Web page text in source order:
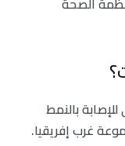
بالنمط
غرب إفريقيا.